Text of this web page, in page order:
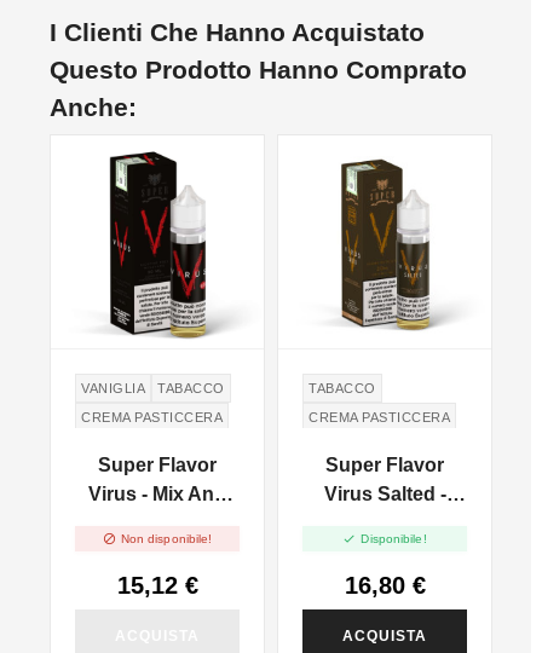
I Clienti Che Hanno Acquistato
Questo Prodotto Hanno Comprato
Anche:
VANIGLIA
TABACCO
CREMA PASTICCERA
Super Flavor
Virus - Mix And
 Non disponibile!
15,12 €
NON DISPONIBILE
TABACCO
CREMA PASTICCERA
Super Flavor
Virus Salted -
 Disponibile!
16,80 €
ACQUISTA